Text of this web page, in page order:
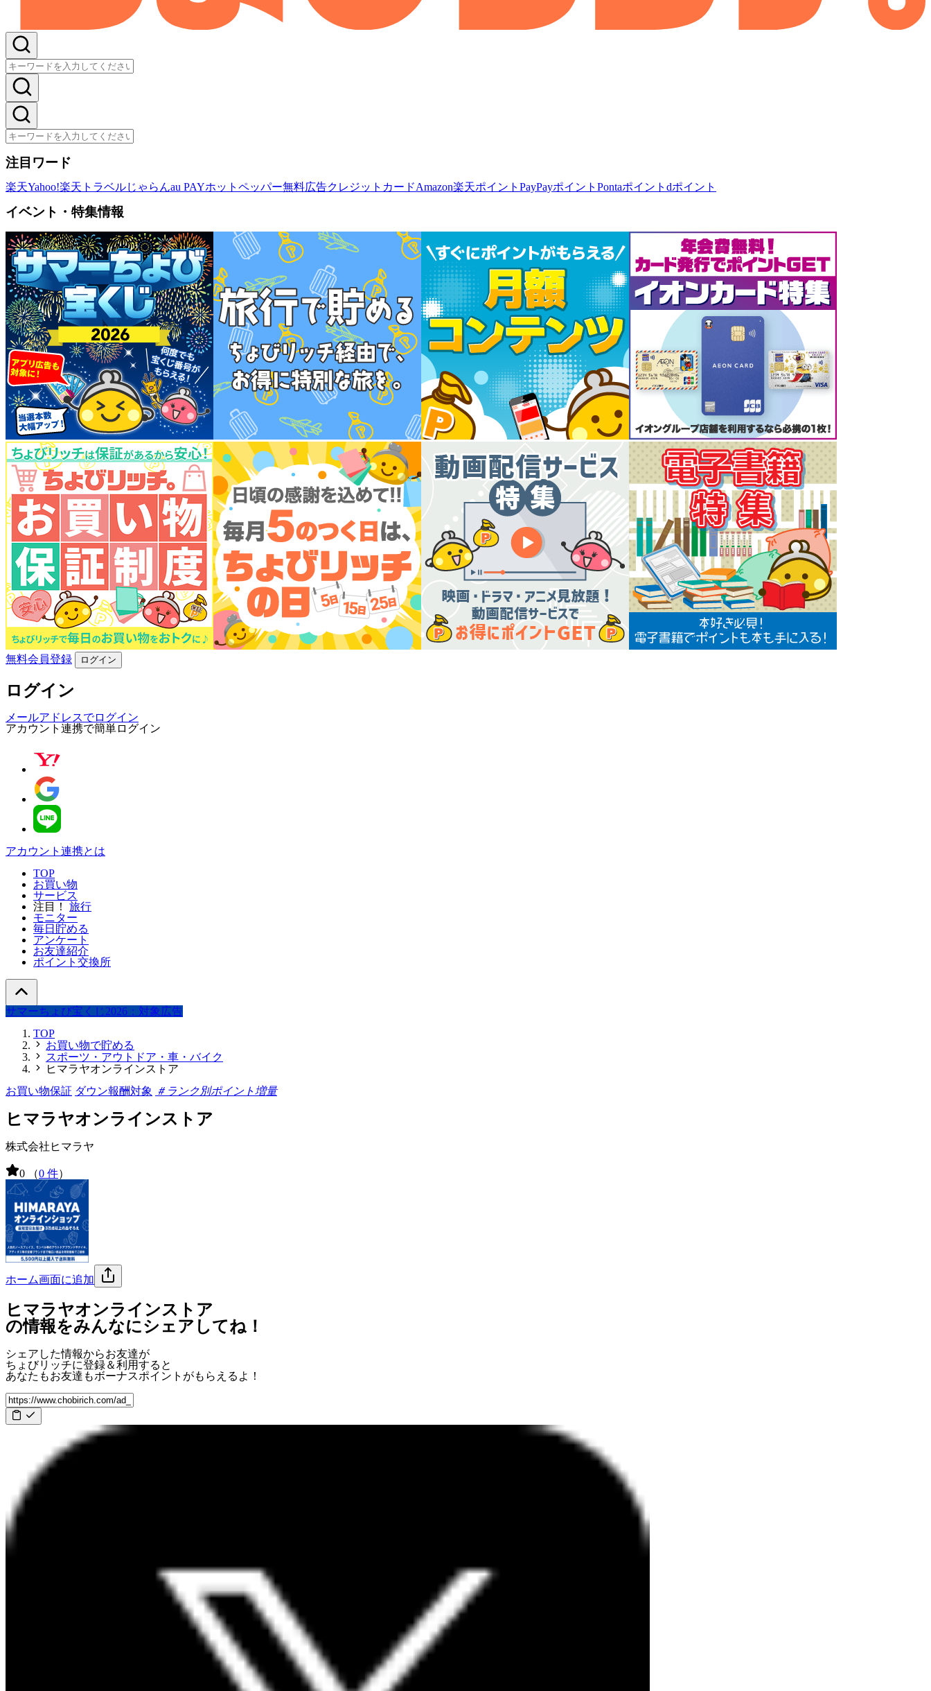
注目ワード
楽天Yahoo!楽天トラベルじゃらんau PAYホットペッパー無料広告クレジットカードAmazon楽天ポイント PayPayポイント Pontaポイント dポイント
イベント・特集情報
無料会員登録 ログイン
ログイン
メールアドレスでログイン
アカウント連携で簡単ログイン
アカウント連携とは
TOP
お買い物
サービス
注目！
旅行
モニター
毎日貯める
アンケート
お友達紹介
ポイント交換所
サマーちょび宝くじ2026：対象広告
TOP
お買い物で貯める
スポーツ・アウトドア・車・バイク
ヒマラヤオンラインストア
お買い物保証 ダウン報酬対象 ＃ランク別ポイント増量
ヒマラヤオンラインストア
株式会社ヒマラヤ
0 （0 件）
ホーム画面に追加
ヒマラヤオンラインストア
の情報をみんなにシェアしてね！
シェアした情報からお友達が
ちょびリッチに登録＆利用すると
あなたもお友達もボーナスポイント がもらえるよ！